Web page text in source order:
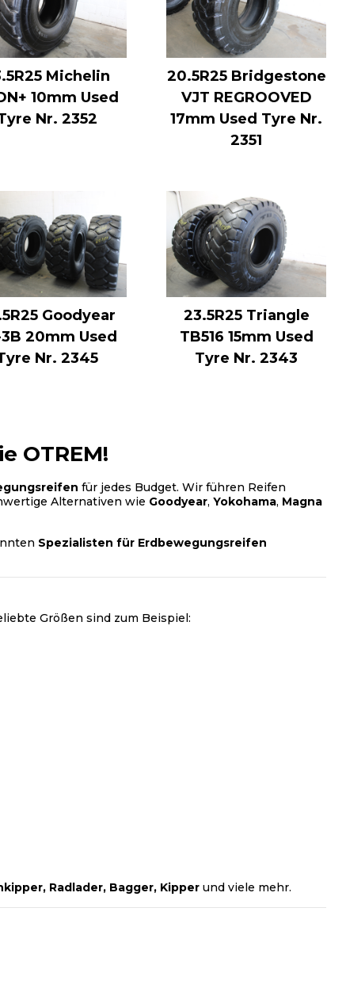
Michelin
10mm Used
Nr. 2352
20.5R25 Bridgestone
VJT REGROOVED
17mm Used Tyre Nr.
2351
Goodyear
3B 20mm Used
Nr. 2345
23.5R25 Triangle
TB516 15mm Used
Tyre Nr. 2343
OTREM!
für jedes Budget. Wir führen Reifen
Alternativen wie Goodyear, Yokohama, Magna
Spezialisten für Erdbewegungsreifen
Größen sind zum Beispiel:
Radlader, Bagger, Kipper und viele mehr.